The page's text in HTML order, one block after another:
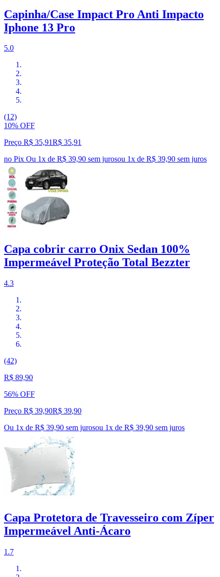
Capinha/Case Impact Pro Anti Impacto
Iphone 13 Pro
5.0
(12)
10% OFF
Preço R$ 35,91R$ 35,91
no Pix Ou 1x de R$ 39,90 sem jurosou 1x de R$ 39,90 sem juros
Capa cobrir carro Onix Sedan 100%
Impermeável Proteção Total Bezzter
4.3
(42)
R$ 89,90
56% OFF
Preço R$ 39,90R$ 39,90
Ou 1x de R$ 39,90 sem jurosou 1x de R$ 39,90 sem juros
Capa Protetora de Travesseiro com Zíper
Impermeável Anti-Ácaro
1.7